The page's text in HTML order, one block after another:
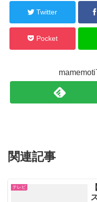
Twitter
Pocket
関連記事
テレビ